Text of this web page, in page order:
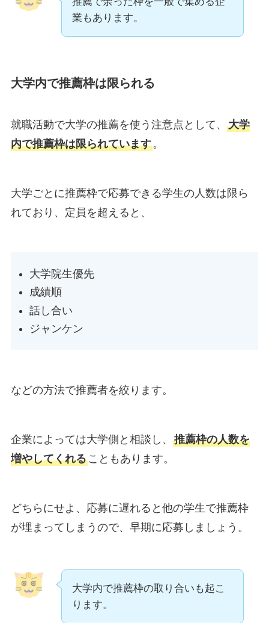
業もあります。
大学内で推薦枠は限られる
就職活動で大学の推薦を使う注意点として、 大学
内で推薦枠は限られています。
大学ごとに推薦枠で応募できる学生の人数は限ら
れており、定員を超えると、
大学院生優先
成績順
話し合い
ジャンケン
などの方法で推薦者を絞ります。
企業によっては大学側と相談し、 推薦枠の人数を
増やしてくれることもあります。
どちらにせよ、応募に遅れると他の学生で推薦枠
が埋まってしまうので、早期に応募しましょう。
大学内で推薦枠の取り合いも起こ
ります。